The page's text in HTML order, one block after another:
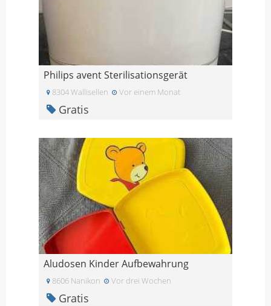
Philips avent Sterilisationsgerät
8304 Wallisellen Vor einem Monat
Gratis
Aludosen Kinder Aufbewahrung
8606 Nanikon Vor drei Wochen
Gratis